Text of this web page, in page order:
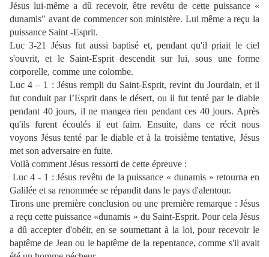
Jésus lui-même a dû recevoir, être revêtu de cette puissance «
dunamis" avant de commencer son ministère. Lui même a reçu la
puissance Saint -Esprit.
Luc 3-21 Jésus fut aussi baptisé et, pendant qu'il priait le ciel
s'ouvrit, et le Saint-Esprit descendit sur lui, sous une forme
corporelle, comme une colombe.
Luc 4 – 1 : Jésus rempli du Saint-Esprit, revint du Jourdain, et il
fut conduit par l’Esprit dans le désert, ou il fut tenté par le diable
pendant 40 jours, il ne mangea rien pendant ces 40 jours. Après
qu'ils furent écoulés il eut faim. Ensuite, dans ce récit nous
voyons Jésus tenté par le diable et à la troisième tentative, Jésus
met son adversaire en fuite.
Voilà comment Jésus ressorti de cette épreuve :
Luc 4 - 1 : Jésus revêtu de la puissance « dunamis » retourna en
Galilée et sa renommée se répandit dans le pays d'alentour.
Tirons une première conclusion ou une première remarque : Jésus
a reçu cette puissance «dunamis » du Saint-Esprit. Pour cela Jésus
a dû accepter d'obéir, en se soumettant à la loi, pour recevoir le
baptême de Jean ou le baptême de la repentance, comme s'il avait